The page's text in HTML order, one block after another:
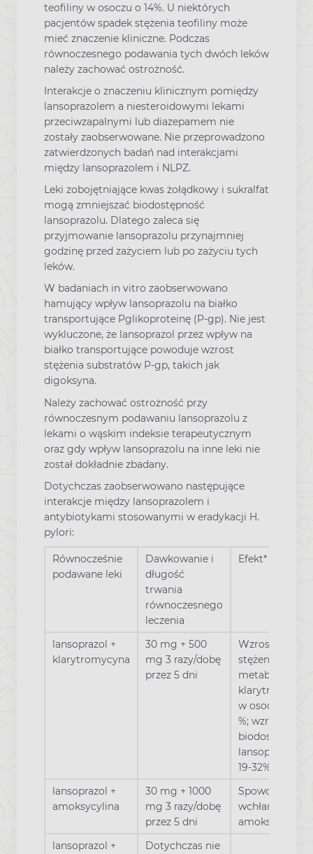
teofiliny w osoczu o 14%. U niektórych
pacjentów spadek stężenia teofiliny może
mieć znaczenie kliniczne. Podczas
równoczesnego podawania tych dwóch leków
należy zachować ostrożność.
Interakcje o znaczeniu klinicznym pomiędzy
lansoprazolem a niesteroidowymi lekami
przeciwzapalnymi lub diazepamem nie
zostały zaobserwowane. Nie przeprowadzono
zatwierdzonych badań nad interakcjami
między lansoprazolem i NLPZ.
Leki zobojętniające kwas żołądkowy i sukralfat
mogą zmniejszać biodostępność
lansoprazolu. Dlatego zaleca się
przyjmowanie lansoprazolu przynajmniej
godzinę przed zażyciem lub po zażyciu tych
leków.
W badaniach in vitro zaobserwowano
hamujący wpływ lansoprazolu na białko
transportujące Pglikoproteinę (P-gp). Nie jest
wykluczone, że lansoprazol przez wpływ na
białko transportujące powoduje wzrost
stężenia substratów P-gp, takich jak
digoksyna.
Należy zachować ostrożność przy
równoczesnym podawaniu lansoprazolu z
lekami o wąskim indeksie terapeutycznym
oraz gdy wpływ lansoprazolu na inne leki nie
został dokładnie zbadany.
Dotychczas zaobserwowano następujące
interakcje między lansoprazolem i
antybiotykami stosowanymi w eradykacji H.
pylori:
Równocześnie
podawane leki
Dawkowanie i
długość
trwania
równoczesnego
leczenia
Efekt*
lansoprazol +
klarytromycyna
30 mg + 500
mg 3 razy/dobę
przez 5 dni
Wzrost
stężenia
metabolitu
w osoczu o 16
%; wzrost
biodostępności
lansoprazolu o
19-32%
lansoprazol +
amoksycylina
30 mg + 1000
mg 3 razy/dobę
przez 5 dni
Spowolnione
wchłanianie
amoksycyliny
lansoprazol +
Dotychczas nie